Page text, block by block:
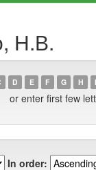
Н.В.
D E F G H I
or enter first few
In order: